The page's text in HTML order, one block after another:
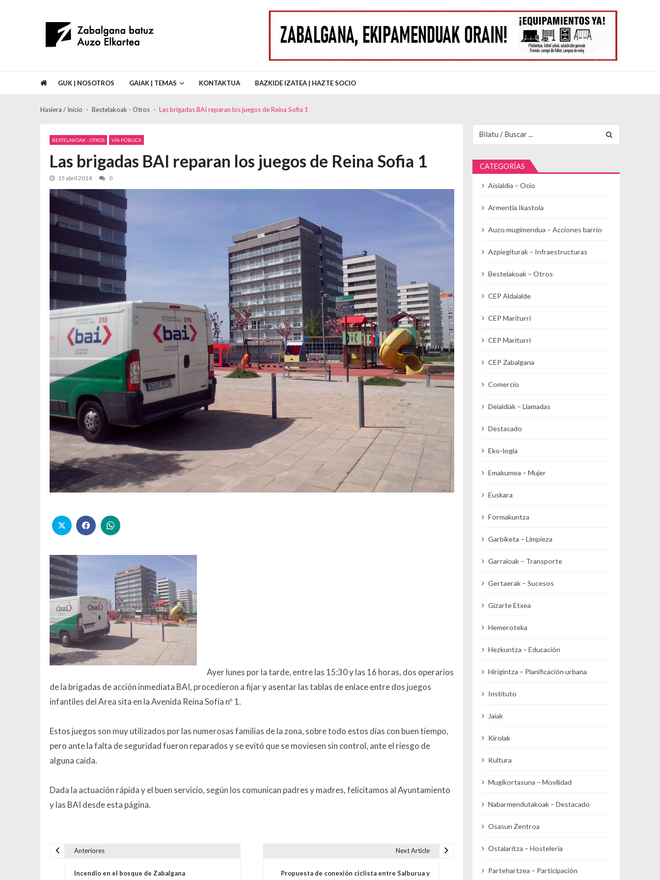
Asociación de Vecinos Zabalgana Batuz Auzo Elkartea
GUK | NOSOTROS GAIAK | TEMAS KONTAKTUA BAZKIDE IZATEA | HAZTE SOCIO
Hasiera / Inicio Bestelakoak - Otros Las brigadas BAI reparan los juegos de Reina Sofia 1
BESTELAKOAK - OTROS VÍA PÚBLICA
Las brigadas BAI reparan los juegos de Reina Sofia 1
15 abril 2014 0
Ayer lunes por la tarde, entre las 15:30 y las 16 horas, dos operarios
de la brigadas de acción inmediata BAI, procedieron a fijar y asentar las tablas de enlace entre dos juegos
infantiles del Area sita en la Avenida Reina Sofía nº 1.
Estos juegos son muy utilizados por las numerosas familias de la zona, sobre todo estos días con buen tiempo,
pero ante la falta de seguridad fueron reparados y se evitó que se moviesen sin control, ante el riesgo de
alguna caida.
Dada la actuación rápida y el buen servicio, según los comunican padres y madres, felicitamos al Ayuntamiento
y las BAI desde esta página.
Anteriores
Incendio en el bosque de Zabalgana
Next Article
Propuesta de conexión ciclista entre Salburua y
CATEGORÍAS
Aisialdia – Ocio
Armentia Ikastola
Auzo mugimendua – Acciones barrio
Azpiegiturak – Infraestructuras
Bestelakoak – Otros
CEP Aldaialde
CEP Mariturri
CEP Mariturri
CEP Zabalgana
Comercio
Deialdiak – Llamadas
Destacado
Eko-logia
Emakumea – Mujer
Euskara
Formakuntza
Garbiketa – Limpieza
Garraioak – Transporte
Gertaerak – Sucesos
Gizarte Etxea
Hemeroteka
Hezkuntza – Educación
Hirigintza – Planificación urbana
Instituto
Jaiak
Kirolak
Kultura
Mugikortasuna – Movilidad
Nabarmendutakoak – Destacado
Osasun Zentroa
Ostalaritza – Hostelería
Partehartzea – Participación